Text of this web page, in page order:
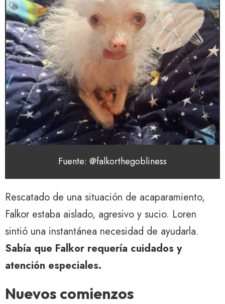
Fuente: @falkorthegobliness
Rescatado de una situación de acaparamiento,
Falkor estaba aislado, agresivo y sucio. Loren
sintió una instantánea necesidad de ayudarla.
Sabía que Falkor requería cuidados y
atención especiales.
Nuevos comienzos